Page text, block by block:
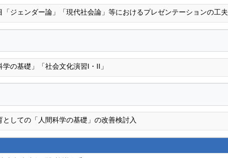
「ジェンダー論」「現代社会論」等におけるプレゼンテーションの工夫
学の基礎」「社会文化演習I・II」
としての「人間科学の基礎」の改善検討入